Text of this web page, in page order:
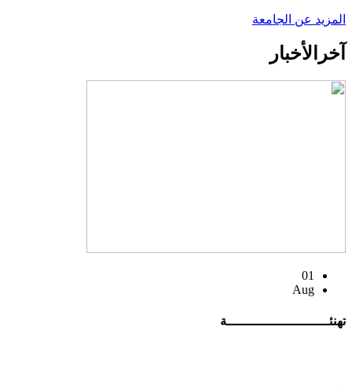
المزيد عن الجامعة
آخر الأخبار
01
Aug
تهنئــــــــــــــــــــــــــة